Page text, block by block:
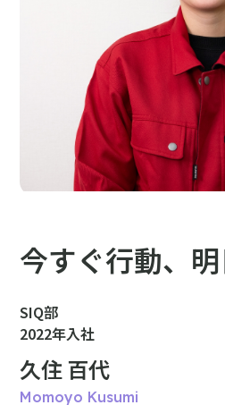
今すぐ行動、
SIQ部
2022年入社
久住 百代
Momoyo Kusumi